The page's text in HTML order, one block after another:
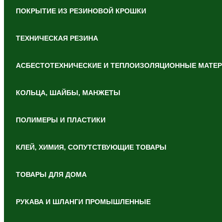
ПОКРЫТИЕ ИЗ РЕЗИНОВОЙ КРОШКИ
ТЕХНИЧЕСКАЯ РЕЗИНА
АСБЕСТОТЕХНИЧЕСКИЕ И ТЕПЛОИЗОЛЯЦИОННЫЕ
КОЛЬЦА, ШАЙБЫ, МАНЖЕТЫ
ПОЛИМЕРЫ И ПЛАСТИКИ
КЛЕЙ, ХИМИЯ, СОПУТСТВУЮЩИЕ ТОВАРЫ
ТОВАРЫ ДЛЯ ДОМА
РУКАВА И ШЛАНГИ ПРОМЫШЛЕННЫЕ